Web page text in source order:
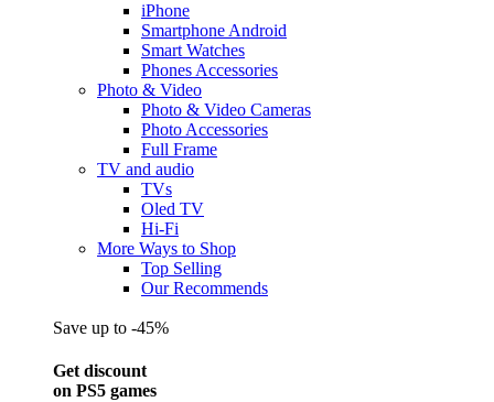
iPhone
Smartphone Android
Smart Watches
Phones Accessories
Photo & Video
Photo & Video Cameras
Photo Accessories
Full Frame
TV and audio
TVs
Oled TV
Hi-Fi
More Ways to Shop
Top Selling
Our Recommends
Save up to -45%
Get discount
on PS5 games